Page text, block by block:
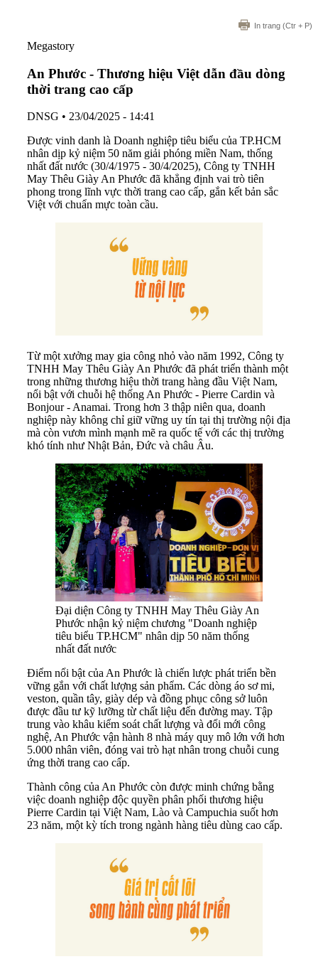
In trang (Ctr + P)
Megastory
An Phước - Thương hiệu Việt dẫn đầu dòng
thời trang cao cấp
DNSG • 23/04/2025 - 14:41
Được vinh danh là Doanh nghiệp tiêu biểu của TP.HCM
nhân dịp kỷ niệm 50 năm giải phóng miền Nam, thống
nhất đất nước (30/4/1975 - 30/4/2025), Công ty TNHH
May Thêu Giày An Phước đã khẳng định vai trò tiên
phong trong lĩnh vực thời trang cao cấp, gắn kết bản sắc
Việt với chuẩn mực toàn cầu.
Từ một xưởng may gia công nhỏ vào năm 1992, Công ty
TNHH May Thêu Giày An Phước đã phát triển thành một
trong những thương hiệu thời trang hàng đầu Việt Nam,
nổi bật với chuỗi hệ thống An Phước - Pierre Cardin và
Bonjour - Anamai. Trong hơn 3 thập niên qua, doanh
nghiệp này không chỉ giữ vững uy tín tại thị trường nội địa
mà còn vươn mình mạnh mẽ ra quốc tế với các thị trường
khó tính như Nhật Bản, Đức và châu Âu.
Đại diện Công ty TNHH May Thêu Giày An
Phước nhận kỷ niệm chương "Doanh nghiệp
tiêu biểu TP.HCM" nhân dịp 50 năm thống
nhất đất nước
Điểm nổi bật của An Phước là chiến lược phát triển bền
vững gắn với chất lượng sản phẩm. Các dòng áo sơ mi,
veston, quần tây, giày dép và đồng phục công sở luôn
được đầu tư kỹ lưỡng từ chất liệu đến đường may. Tập
trung vào khâu kiểm soát chất lượng và đổi mới công
nghệ, An Phước vận hành 8 nhà máy quy mô lớn với hơn
5.000 nhân viên, đóng vai trò hạt nhân trong chuỗi cung
ứng thời trang cao cấp.
Thành công của An Phước còn được minh chứng bằng
việc doanh nghiệp độc quyền phân phối thương hiệu
Pierre Cardin tại Việt Nam, Lào và Campuchia suốt hơn
23 năm, một kỳ tích trong ngành hàng tiêu dùng cao cấp.